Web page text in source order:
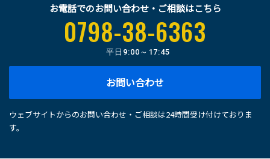
お電話でのお問い合わせ・ご相談はこちら
0798-38-6363
平日 9:00～17:45
お問い合わせ
ウェブサイトからのお問い合わせ・ご相談は24時間受け付けておりま
す。